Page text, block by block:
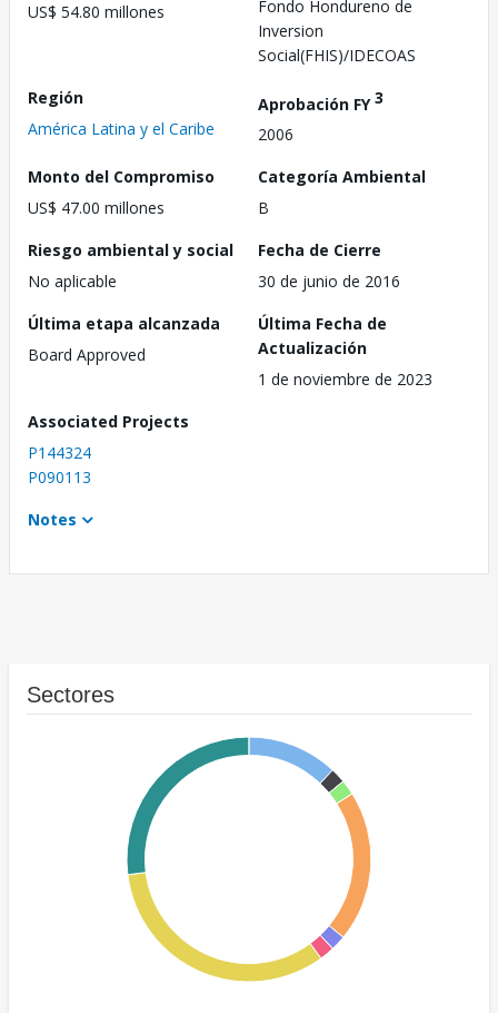
US$ 54.80 millones
Fondo Hondureno de
Inversion
Social(FHIS)/IDECOAS
Región
América Latina y el Caribe
Aprobación FY3
2006
Monto del Compromiso
US$ 47.00 millones
Categoría Ambiental
B
Riesgo ambiental y social
No aplicable
Fecha de Cierre
30 de junio de 2016
Última etapa alcanzada
Board Approved
Última Fecha de
Actualización
1 de noviembre de 2023
Associated Projects
P144324
P090113
Notes
Sectores